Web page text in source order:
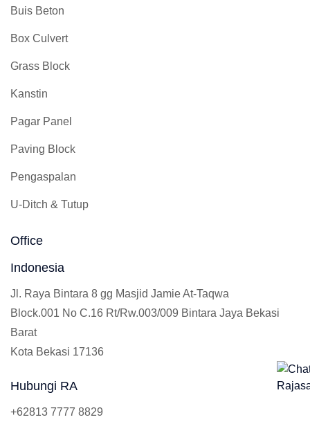
Buis Beton
Box Culvert
Grass Block
Kanstin
Pagar Panel
Paving Block
Pengaspalan
U-Ditch & Tutup
Office
Indonesia
Jl. Raya Bintara 8 gg Masjid Jamie At-Taqwa
Block.001 No C.16 Rt/Rw.003/009 Bintara Jaya Bekasi
Barat
Kota Bekasi 17136
Hubungi RA
+62813 7777 8829